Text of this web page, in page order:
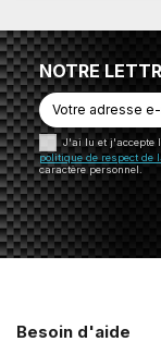
NOTRE
J'ai lu et j'accepte
politique de respect de
caractère personnel.
Besoin d'aide